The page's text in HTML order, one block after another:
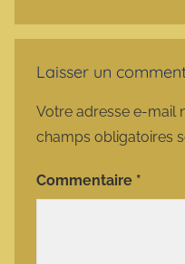
Laisser un
Votre adresse e-mail
champs obligatoires
Commentaire *